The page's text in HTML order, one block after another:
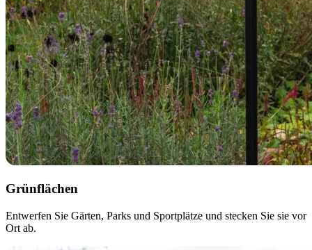
Grünflächen
Entwerfen Sie Gärten, Parks und Sportplätze und stecken Sie sie vor
Ort ab.